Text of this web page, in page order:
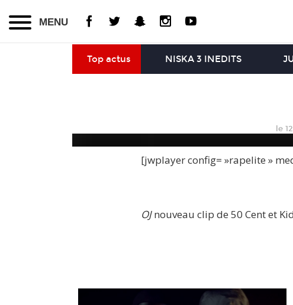
MENU
Top actus NISKA 3 INEDITS
le
[jwplayer config= »rapelite »
OJnouveau clip de 50 Cent et